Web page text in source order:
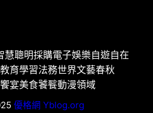
慧聰明採購電子娛樂自遊自在
教育學習法務世界文藝春秋
宴美食饕餮動漫領域
優格網 Yblog.org